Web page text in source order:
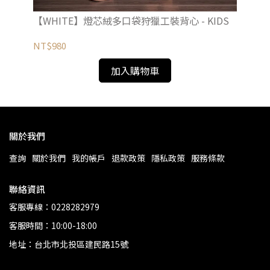
【WHITE】燈芯絨多口袋狩獵工裝背心 - KIDS
NT$980
加入購物車
關於我們
查詢 關於我們 我的帳戶 退款政策 隱私政策 服務條款
聯絡資訊
客服專線：0228282979
客服時間：10:00-18:00
地址：台北市北投區建民路15號